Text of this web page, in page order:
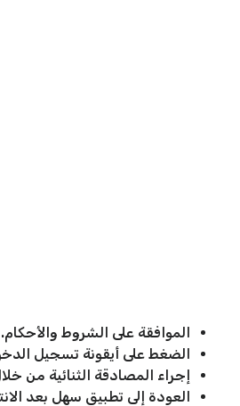
الموافقة على الشروط والأحكام.
الضغط على أيقونة تسجيل
إجراء المصادقة الثنائية من
العودة إلى تطبيق سهل بعد